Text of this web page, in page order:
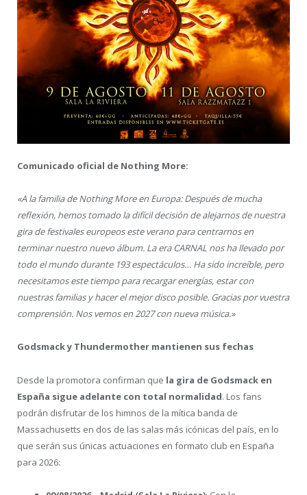
Comunicado oficial de Nothing More:
«A la familia de Nothing More en Europa: Después de mucha
reflexión, hemos tomado la difícil decisión de alejarnos de nuestra
gira de festivales europeos este verano para centrarnos en
terminar nuestro nuevo álbum. La era CARNAL nos ha llevado por
todo el mundo durante 193 espectáculos… Ha sido increíble, pero
necesitamos este tiempo para recargar energías, estar con
nuestras familias y hacer el mejor disco posible. Gracias por vuestra
comprensión. Nos vemos en 2027 con nueva música.»
Godsmack y Thundermother mantienen sus fechas
Desde la promotora confirman que la gira de Godsmack en
España sigue adelante con total normalidad. Los fans
podrán disfrutar de los himnos de la mítica banda de
Massachusetts en dos de las salas más icónicas del país, en lo
que serán sus únicas actuaciones en formato club en España
para 2026: